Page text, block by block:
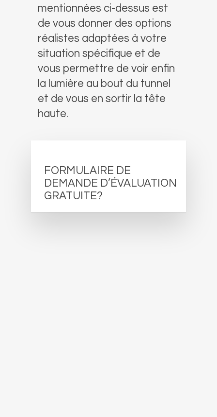
mentionnées ci-dessus est
de vous donner des options
réalistes adaptées à votre
situation spécifique et de
vous permettre de voir enfin
la lumière au bout du tunnel
et de vous en sortir la tête
haute.
FORMULAIRE DE
DEMANDE D’ÉVALUATION
GRATUITE?